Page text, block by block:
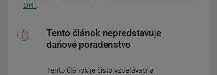
DPH.
Tento článok nepredstavuje
daňové poradenstvo
Tento článok je čisto vzdelávací a